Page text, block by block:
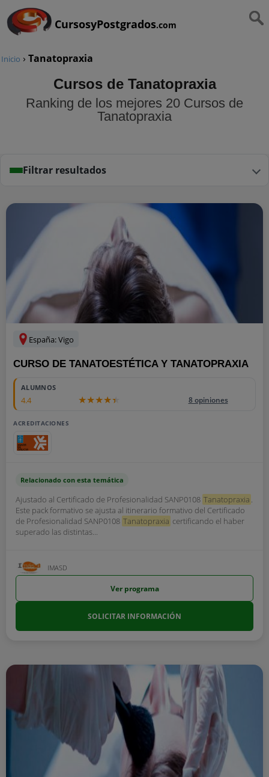
CursosyPostgrados.com
Inicio › Tanatopraxia
Cursos de Tanatopraxia
Ranking de los mejores 20 Cursos de
Tanatopraxia
Filtrar resultados
España: Vigo
CURSO DE TANATOESTÉTICA Y TANATOPRAXIA
ALUMNOS
4.4 8 opiniones
ACREDITACIONES
Relacionado con esta temática
Ajustado al Certificado de Profesionalidad SANP0108 Tanatopraxia .
Este pack formativo se ajusta al itinerario formativo del Certificado
de Profesionalidad SANP0108 Tanatopraxia certificando el haber
superado las distintas...
IMASD
Ver programa
SOLICITAR INFORMACIÓN